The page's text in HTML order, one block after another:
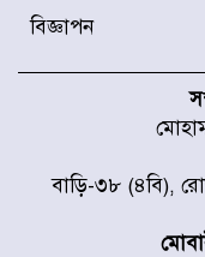
বিজ্ঞাপন
বাড়ি-৩৮ (৪বি),